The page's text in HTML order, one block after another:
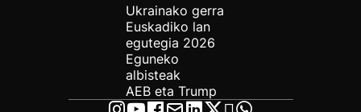
Ukrainako gerra
Euskadiko lan
egutegia 2026
Eguneko
albisteak
AEB eta Trump